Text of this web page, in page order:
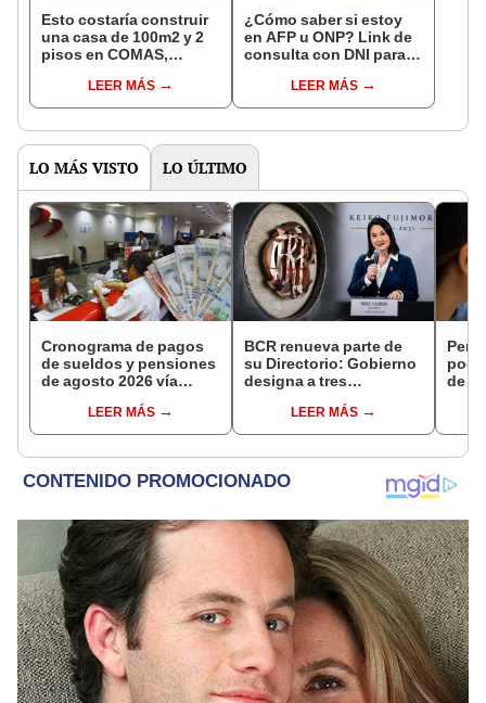
Esto costaría construir
una casa de 100m2 y 2
pisos en COMAS,
distritos de LIMA
NORTE
LEER MÁS
¿Cómo saber si estoy
en AFP u ONP? Link de
consulta con DNI para
pensiones estás
LEER MÁS
LO MÁS VISTO LO ÚLTIMO
Cronograma de pagos
de sueldos y pensiones
de agosto 2026 vía
conoce las fechas de
depósito
LEER MÁS
BCR renueva parte de
su Directorio: Gobierno
designa a tres
EjecutivoLEER MÁS
de